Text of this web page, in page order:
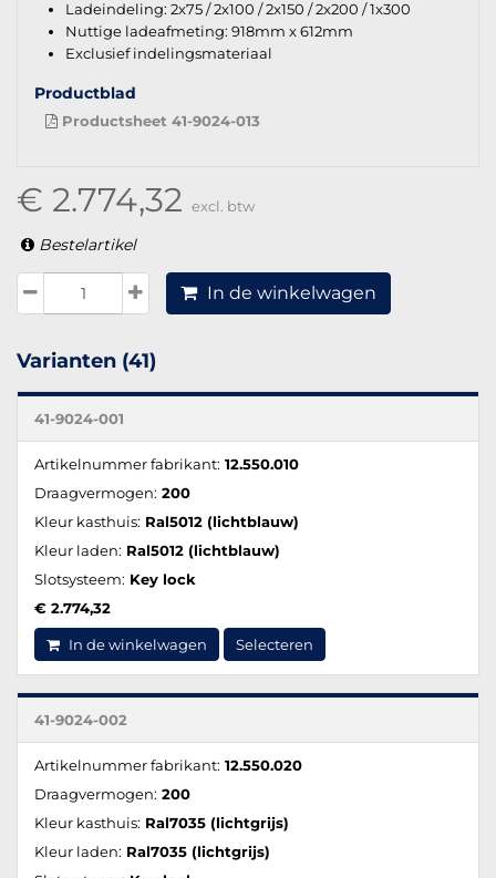
Ladeindeling: 2x75 / 2x100 / 2x150 / 2x200 / 1x300
Nuttige ladeafmeting: 918mm x 612mm
Exclusief indelingsmateriaal
Productblad
Productsheet 41-9024-013
€ 2.774,32 excl. btw
Bestelartikel
In de winkelwagen
Varianten (41)
41-9024-001
Artikelnummer fabrikant: 12.550.010
Draagvermogen: 200
Kleur kasthuis: Ral5012 (lichtblauw)
Kleur laden: Ral5012 (lichtblauw)
Slotsysteem: Key lock
€ 2.774,32
In de winkelwagen Selecteren
41-9024-002
Artikelnummer fabrikant: 12.550.020
Draagvermogen: 200
Kleur kasthuis: Ral7035 (lichtgrijs)
Kleur laden: Ral7035 (lichtgrijs)